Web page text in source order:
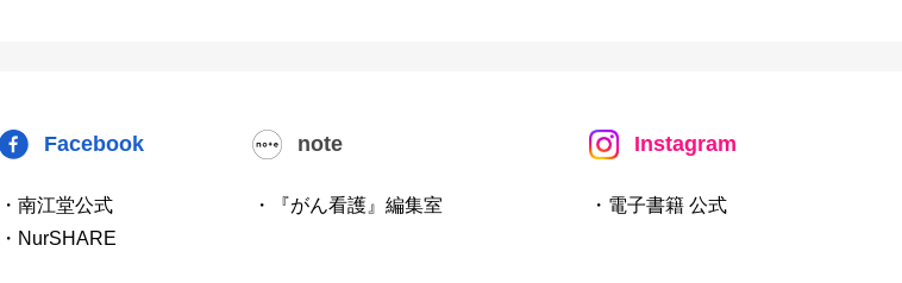
Facebook
・南江堂公式
・NurSHARE
note
・『がん看護』編集室
Instagram
・電子書籍 公式